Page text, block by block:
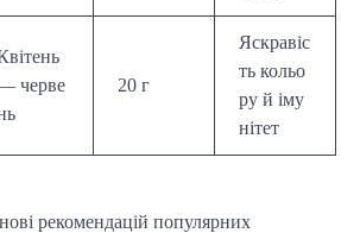
черве
20 г
Яскравіс
ть кольо
ру й іму
нітет
рекомендацій популярних